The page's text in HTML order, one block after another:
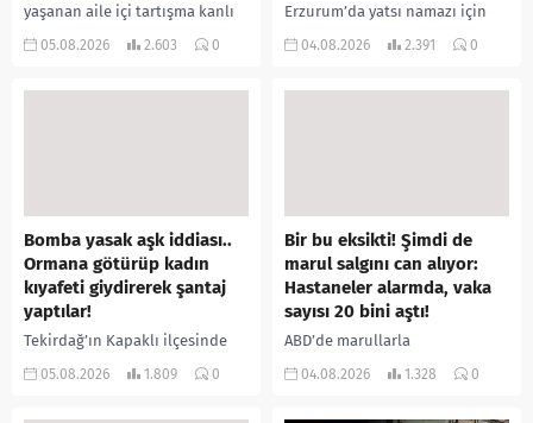
yaşanan aile içi tartışma kanlı
bitti. İddiaya göre, uzun süredir
05.08.2026 2.603 0
Erzurum’da yatsı namazı için
camiye gelen bir vatandaş,
04.08.2026 2.391 0
Bomba yasak aşk iddiası..
Ormana götürüp kadın
kıyafeti giydirerek şantaj
yaptılar!
Tekirdağ’ın Kapaklı ilçesinde
bir kişiyi, arkadaşının eşiyle
05.08.2026 1.809 0
Bir bu eksikti! Şimdi de
marul salgını can alıyor:
Hastaneler alarmda, vaka
sayısı 20 bini aştı!
ABD’de marullarla
ilişkilendirilen siklospora
04.08.2026 1.328 0